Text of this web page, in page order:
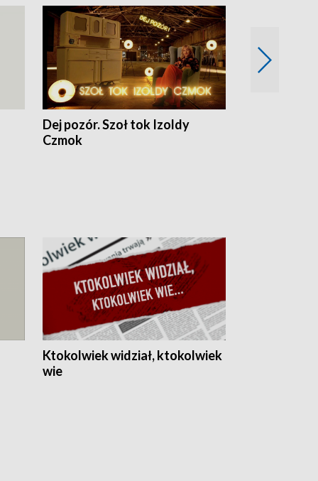
Dej pozór. Szoł tok Izoldy
Czmok
Ktokolwiek widział, ktokolwiek
wie